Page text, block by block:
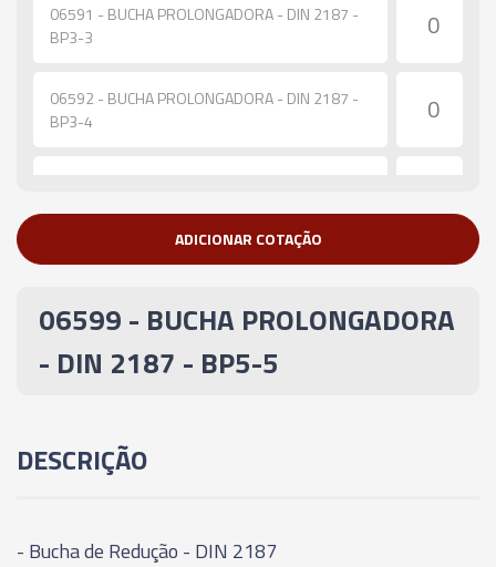
06591 - BUCHA PROLONGADORA - DIN 2187 -
BP3-3
06592 - BUCHA PROLONGADORA - DIN 2187 -
BP3-4
06594 - BUCHA PROLONGADORA - DIN 2187 -
06595 - BUCHA PROLONGADORA - DIN 2187 -
BP4-4
BP4-5
BP5-3
ADICIONAR COTAÇÃO
06599 - BUCHA PROLONGADORA
- DIN 2187 - BP5-5
DESCRIÇÃO
- Bucha de Redução - DIN 2187